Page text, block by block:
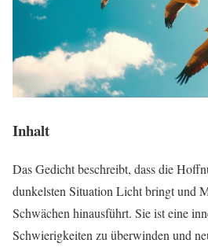
Inhalt
Das Gedicht beschreibt, dass die
dunkelsten Situation Licht bringt und
Schwächen hinausführt. Sie ist eine
Schwierigkeiten zu überwinden und